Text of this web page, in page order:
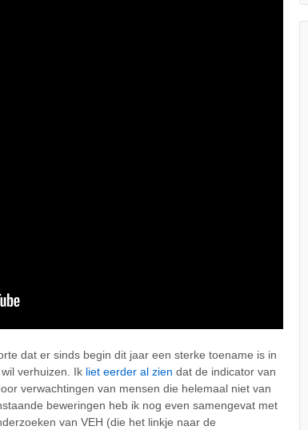
dat er sinds begin dit jaar een sterke toename is in
verhuizen. Ik liet eerder al zien dat de indicator van
verwachtingen van mensen die helemaal niet van
beweringen heb ik nog even samengevat met
van VEH (die het linkje naar de